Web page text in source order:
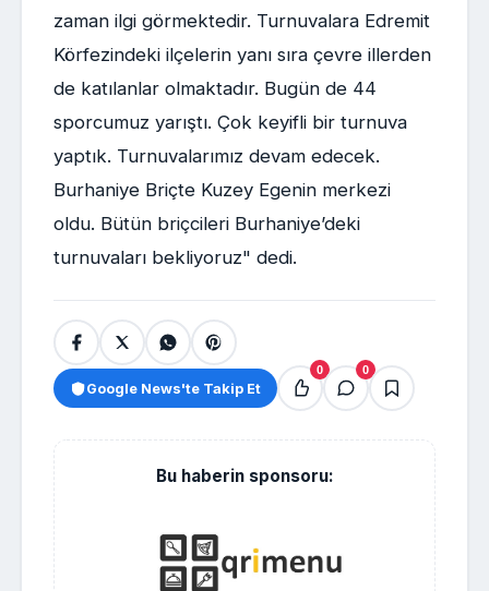
zaman ilgi görmektedir. Turnuvalara Edremit
Körfezindeki ilçelerin yanı sıra çevre illerden
de katılanlar olmaktadır. Bugün de 44
sporcumuz yarıştı. Çok keyifli bir turnuva
yaptık. Turnuvalarımız devam edecek.
Burhaniye Briçte Kuzey Egenin merkezi
oldu. Bütün briçcileri Burhaniye’deki
turnuvaları bekliyoruz" dedi.
Google News'te Takip Et
0 0
Bu haberin sponsoru: